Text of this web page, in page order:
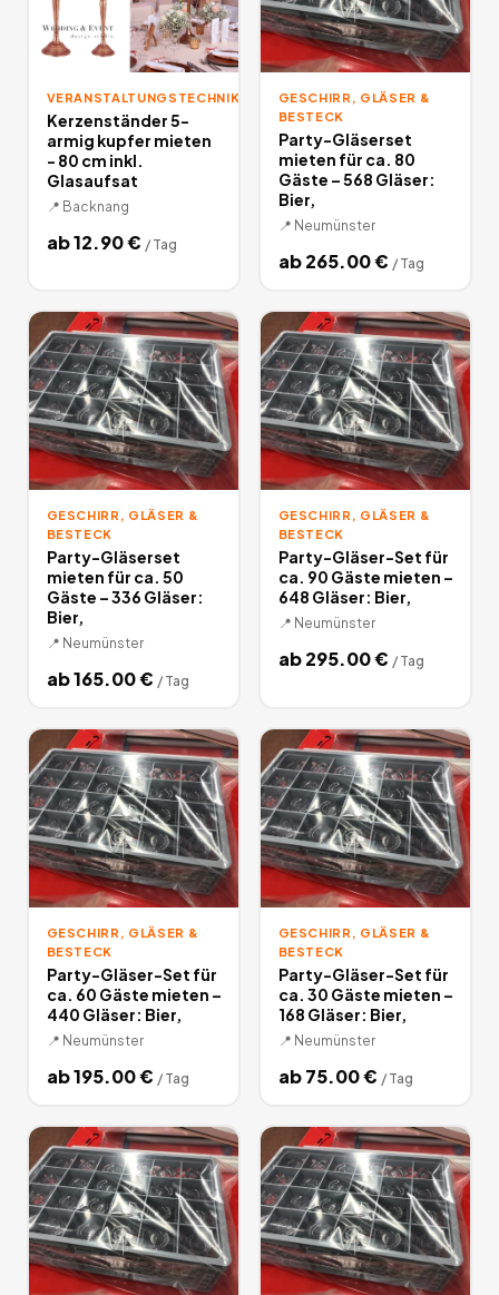
VERANSTALTUNGSTECHNIK
Kerzenständer 5-
armig kupfer mieten
- 80 cm inkl.
Glasaufsat
📍 Backnang
ab12.90€ / Tag
GESCHIRR, GLÄSER &
BESTECK
Party-Gläserset
mieten für ca. 80
Gäste – 568 Gläser:
Bier,
📍 Neumünster
ab265.00€ / Tag
GESCHIRR, GLÄSER &
BESTECK
Party-Gläserset
mieten für ca. 50
Gäste – 336 Gläser:
Bier,
📍 Neumünster
ab165.00€ / Tag
GESCHIRR, GLÄSER &
BESTECK
Party-Gläser-Set für
ca. 90 Gäste mieten –
648 Gläser: Bier,
📍 Neumünster
ab295.00€ / Tag
GESCHIRR, GLÄSER &
BESTECK
Party-Gläser-Set für
ca. 60 Gäste mieten –
440 Gläser: Bier,
📍 Neumünster
ab195.00€ / Tag
GESCHIRR, GLÄSER &
BESTECK
Party-Gläser-Set für
ca. 30 Gäste mieten –
168 Gläser: Bier,
📍 Neumünster
ab75.00€ / Tag